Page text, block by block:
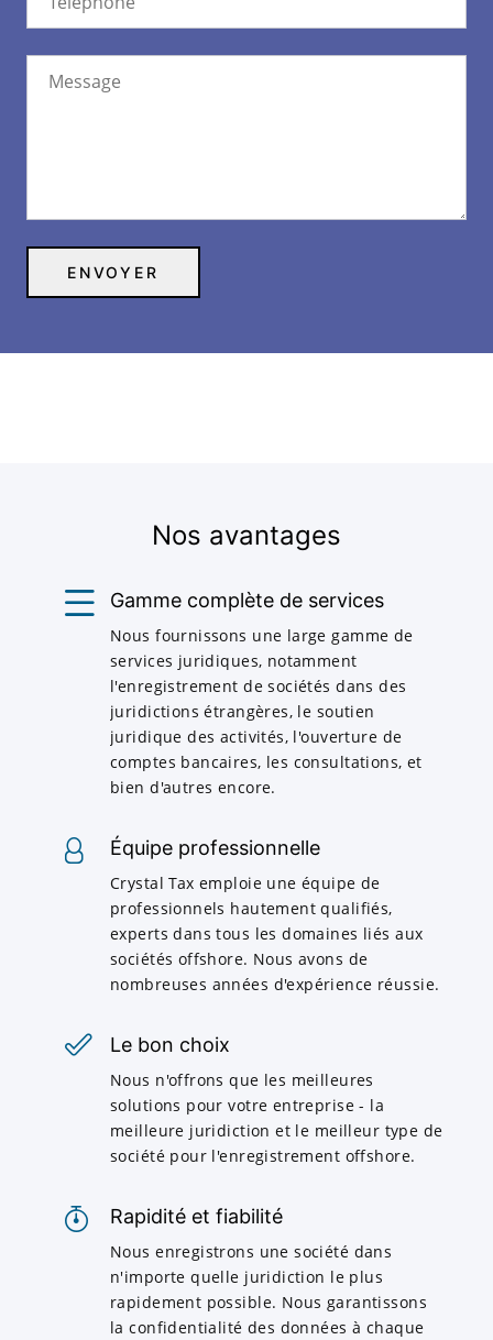
Nos avantages
Gamme complète de services
Nous fournissons une large gamme de
services juridiques, notamment
l'enregistrement de sociétés dans des
juridictions étrangères, le soutien
juridique des activités, l'ouverture de
comptes bancaires, les consultations, et
bien d'autres encore.
Équipe professionnelle
Crystal Tax emploie une équipe de
professionnels hautement qualifiés,
experts dans tous les domaines liés aux
sociétés offshore. Nous avons de
nombreuses années d'expérience réussie.
Le bon choix
Nous n'offrons que les meilleures
solutions pour votre entreprise - la
meilleure juridiction et le meilleur type de
société pour l'enregistrement offshore.
Rapidité et fiabilité
Nous enregistrons une société dans
n'importe quelle juridiction le plus
rapidement possible. Nous garantissons
la confidentialité des données à chaque